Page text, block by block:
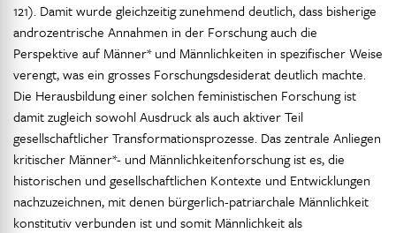
121). Damit wurde gleichzeitig zunehmend deutlich, dass bisherige
androzentrische Annahmen in der Forschung auch die
Perspektive auf Männer* und Männlichkeiten in spezifischer Weise
verengt, was ein grosses Forschungsdesiderat deutlich machte.
Die Herausbildung einer solchen feministischen Forschung ist
damit zugleich sowohl Ausdruck als auch aktiver Teil
gesellschaftlicher Transformationsprozesse. Das zentrale Anliegen
kritischer Männer*- und Männlichkeitenforschung ist es, die
historischen und gesellschaftlichen Kontexte und Entwicklungen
nachzuzeichnen, mit denen bürgerlich-patriarchale Männlichkeit
konstitutiv verbunden ist und somit Männlichkeit als